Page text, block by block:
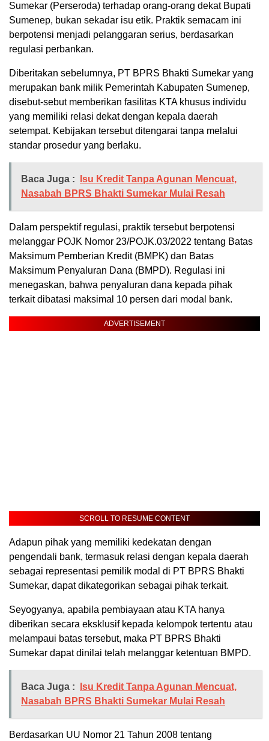
Sumekar (Perseroda) terhadap orang-orang dekat Bupati
Sumenep, bukan sekadar isu etik. Praktik semacam ini
berpotensi menjadi pelanggaran serius, berdasarkan
regulasi perbankan.
Diberitakan sebelumnya, PT BPRS Bhakti Sumekar yang
merupakan bank milik Pemerintah Kabupaten Sumenep,
disebut-sebut memberikan fasilitas KTA khusus individu
yang memiliki relasi dekat dengan kepala daerah
setempat. Kebijakan tersebut ditengarai tanpa melalui
standar prosedur yang berlaku.
Baca Juga :
Isu Kredit Tanpa Agunan Mencuat,
Nasabah BPRS Bhakti Sumekar Mulai Resah
Dalam perspektif regulasi, praktik tersebut berpotensi
melanggar POJK Nomor 23/POJK.03/2022 tentang Batas
Maksimum Pemberian Kredit (BMPK) dan Batas
Maksimum Penyaluran Dana (BMPD). Regulasi ini
menegaskan, bahwa penyaluran dana kepada pihak
terkait dibatasi maksimal 10 persen dari modal bank.
ADVERTISEMENT
SCROLL TO RESUME CONTENT
Adapun pihak yang memiliki kedekatan dengan
pengendali bank, termasuk relasi dengan kepala daerah
sebagai representasi pemilik modal di PT BPRS Bhakti
Sumekar, dapat dikategorikan sebagai pihak terkait.
Seyogyanya, apabila pembiayaan atau KTA hanya
diberikan secara eksklusif kepada kelompok tertentu atau
melampaui batas tersebut, maka PT BPRS Bhakti
Sumekar dapat dinilai telah melanggar ketentuan BMPD.
Baca Juga :
Isu Kredit Tanpa Agunan Mencuat,
Nasabah BPRS Bhakti Sumekar Mulai Resah
Berdasarkan UU Nomor 21 Tahun 2008 tentang